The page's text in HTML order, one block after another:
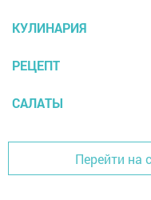
КУЛИНАРИЯ
РЕЦЕПТ
САЛАТЫ
Перейти на